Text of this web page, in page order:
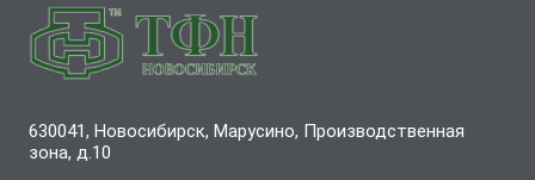
630041, Новосибирск, Марусино, Производственная
зона, д.10